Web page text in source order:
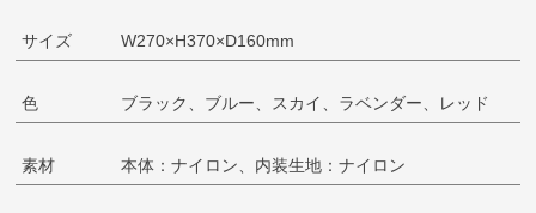
サイズ W270×H370×D160mm
色 ブラック、ブルー、スカイ、ラベンダー、レッド
素材 本体：ナイロン、内装生地：ナイロン